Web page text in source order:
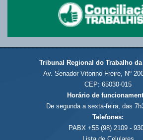
Tribunal Regional do Trabalho da
Av. Senador Vitorino Freire, Nº
CEP: 65030-015
Horário de
De segunda a sexta-feira, das
Telefones:
PABX +55 (98) 2109 -